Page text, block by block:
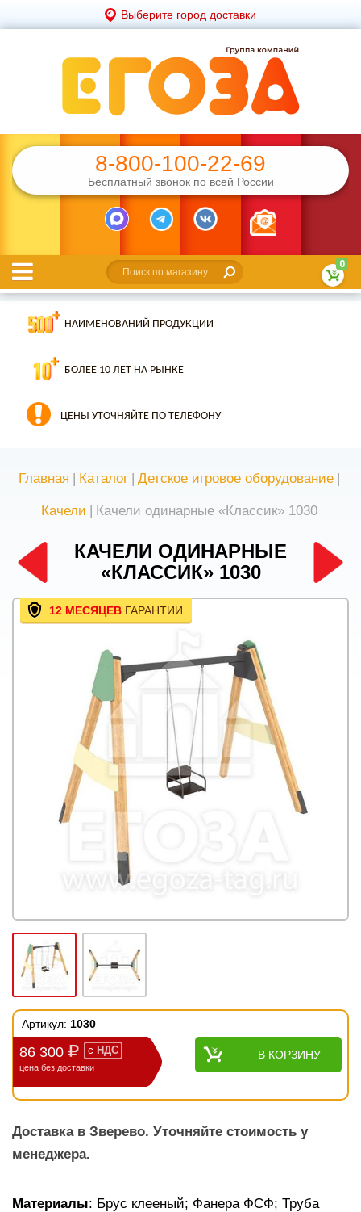
Выберите город доставки
8-800-100-22-69
Бесплатный звонок по всей России
0
НАИМЕНОВАНИЙ ПРОДУКЦИИ
БОЛЕЕ 10 ЛЕТ НА РЫНКЕ
ЦЕНЫ УТОЧНЯЙТЕ ПО ТЕЛЕФОНУ
Главная | Каталог | Детское игровое оборудование |
Качели | Качели одинарные «Классик» 1030
КАЧЕЛИ ОДИНАРНЫЕ
«КЛАССИК» 1030
12 МЕСЯЦЕВ ГАРАНТИИ
Артикул: 1030
86 300 с НДС
цена без доставки
В КОРЗИНУ
Доставка в Зверево. Уточняйте стоимость у
менеджера.
Материалы: Брус клееный; Фанера ФСФ; Труба